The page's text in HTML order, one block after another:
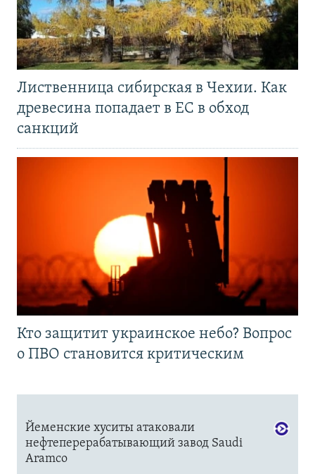
Лиственница сибирская в Чехии. Как
древесина попадает в ЕС в обход
санкций
Кто защитит украинское небо? Вопрос
о ПВО становится критическим